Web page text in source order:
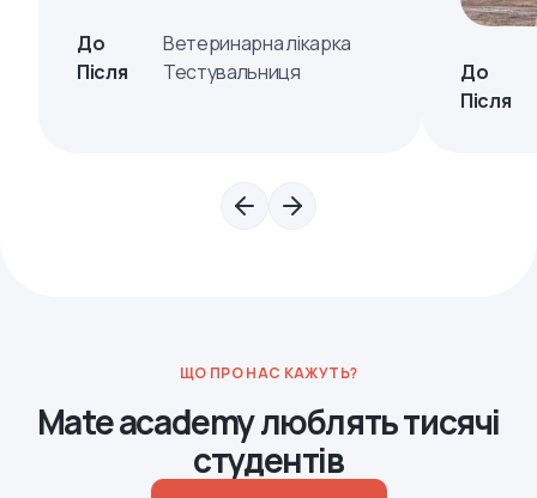
До
Ветеринарна лікарка
Після
Тестувальниця
До
Після
ЩО ПРО НАС КАЖУТЬ?
Mate academy люблять тисячі
студентів